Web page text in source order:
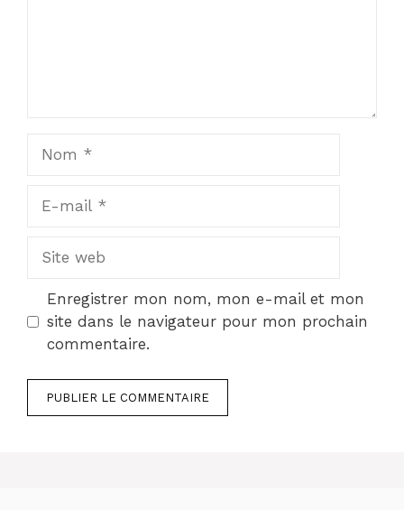
Site
Enregistrer mon nom, mon e-mail et mon
site dans le navigateur pour mon prochain
commentaire.